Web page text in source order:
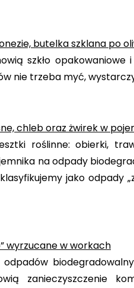
butelka szklana po
szkło
nie trzeba myć,
chleb oraz żwirek w
roślinne: obierki,
na odpady
jako odpady
wyrzucane w workach
zanieczyszczenie